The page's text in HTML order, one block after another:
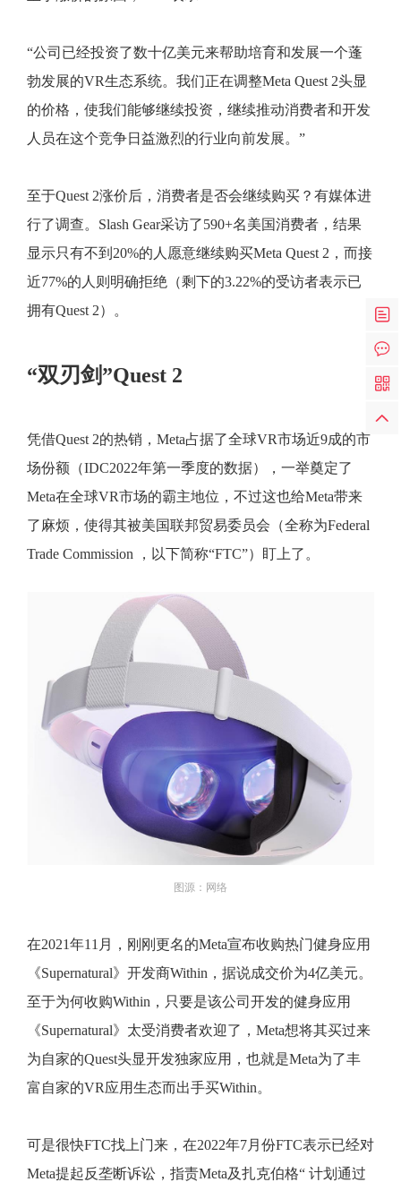
“公司已经投资了数十亿美元来帮助培育和发展一个蓬
勃发展的VR生态系统。我们正在调整Meta Quest 2头显
的价格，使我们能够继续投资，继续推动消费者和开发
人员在这个竞争日益激烈的行业向前发展。”
至于Quest 2涨价后，消费者是否会继续购买？有媒体进
行了调查。Slash Gear采访了590+名美国消费者，结果
显示只有不到20%的人愿意继续购买Meta Quest 2，而接
近77%的人则明确拒绝（剩下的3.22%的受访者表示已
拥有Quest 2）。
“双刃剑”Quest 2
凭借Quest 2的热销，Meta占据了全球VR市场近9成的市
场份额（IDC2022年第一季度的数据），一举奠定了
Meta在全球VR市场的霸主地位，不过这也给Meta带来
了麻烦，使得其被美国联邦贸易委员会（全称为Federal
Trade Commission ，以下简称“FTC”）盯上了。
图源：网络
在2021年11月，刚刚更名的Meta宣布收购热门健身应用
《Supernatural》开发商Within，据说成交价为4亿美元。
至于为何收购Within，只要是该公司开发的健身应用
《Supernatural》太受消费者欢迎了，Meta想将其买过来
为自家的Quest头显开发独家应用，也就是Meta为了丰
富自家的VR应用生态而出手买Within。
可是很快FTC找上门来，在2022年7月份FTC表示已经对
Meta提起反垄断诉讼，指责Meta及扎克伯格“ 计划通过